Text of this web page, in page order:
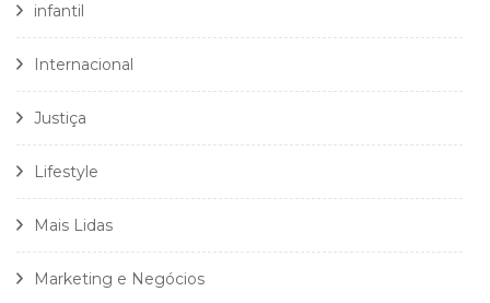
infantil
Internacional
Justiça
Lifestyle
Mais Lidas
Marketing e Negócios